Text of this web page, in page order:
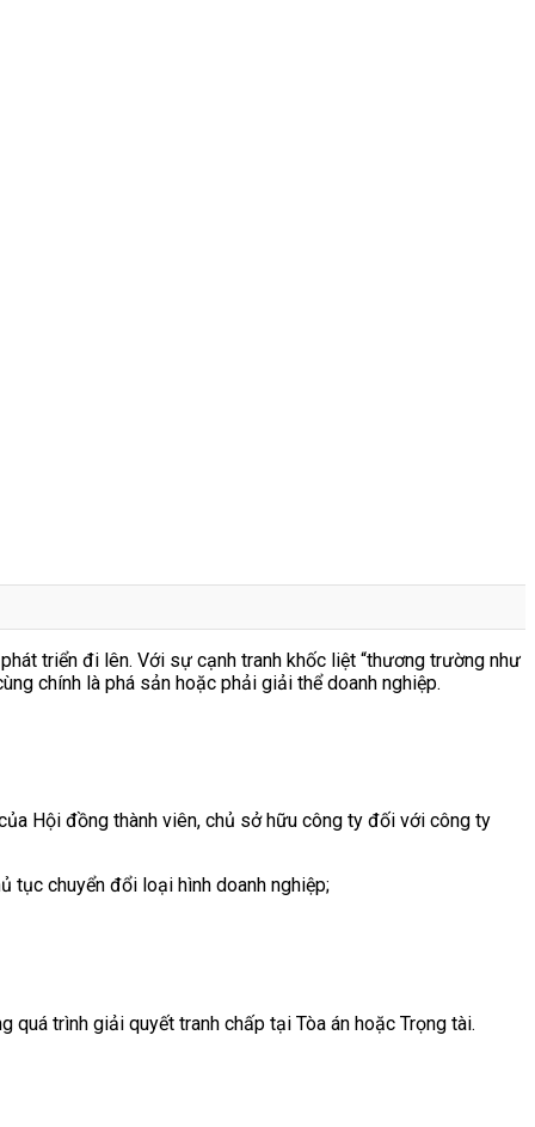
triển đi lên. Với sự cạnh tranh khốc liệt “thương trường như
chính là phá sản hoặc phải giải thể doanh nghiệp.
Hội đồng thành viên, chủ sở hữu công ty đối với công ty
tục chuyển đổi loại hình doanh nghiệp;
trình giải quyết tranh chấp tại Tòa án hoặc Trọng tài.